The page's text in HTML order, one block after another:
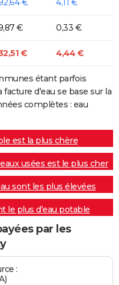
€ 0,33 €
€ 4,44 €
étant parfois
d'eau se base sur la
complètes : eau
est la plus chère
usées est le plus cher
sont les plus élevées
le plus d'eau potable
par les
: